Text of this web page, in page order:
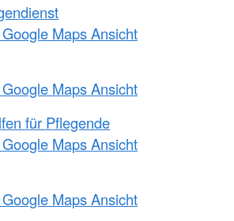
Maps Ansicht
Maps Ansicht
für Pflegende
Maps Ansicht
Maps Ansicht